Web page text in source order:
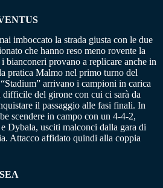
imboccato la strada giusta con le due
che hanno reso meno rovente la
i bianconeri provano a replicare anche in
pratica Malmo nel primo turno del
arrivano i campioni in carica
difficile del girone con cui ci sarà da
il passaggio alle fasi finali. In
scendere in campo con un 4-4-2,
Dybala, usciti malconci dalla gara di
Attacco affidato quindi alla coppia